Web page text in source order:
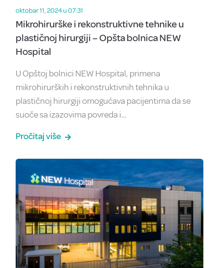
oktobar 11, 2024 u 07:31
Mikrohirurške i rekonstruktivne tehnike u
plastičnoj hirurgiji – Opšta bolnica NEW
Hospital
U Opštoj bolnici NEW Hospital, primena
mikrohirurških i rekonstruktivnih tehnika u
plastičnoj hirurgiji omogućava pacijentima da se
suoče sa izazovima povreda i…
Pročitaj više